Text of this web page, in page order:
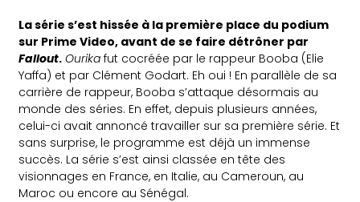
La série s’est hissée à la première place du podium
sur Prime Video, avant de se faire détrôner par
Fallout. Ourika fut cocréée par le rappeur Booba (Elie
Yaffa) et par Clément Godart. Eh oui ! En parallèle de sa
carrière de rappeur, Booba s’attaque désormais au
monde des séries. En effet, depuis plusieurs années,
celui-ci avait annoncé travailler sur sa première série. Et
sans surprise, le programme est déjà un immense
succès. La série s’est ainsi classée en tête des
visionnages en France, en Italie, au Cameroun, au
Maroc ou encore au Sénégal.